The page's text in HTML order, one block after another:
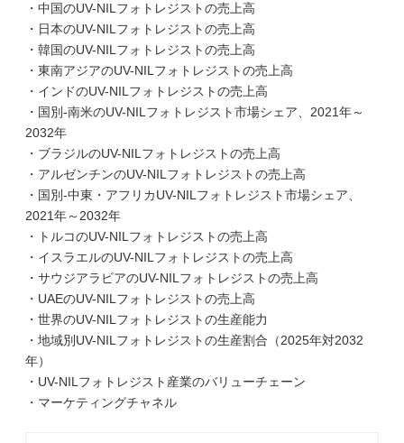
・中国のUV-NILフォトレジストの売上高
・日本のUV-NILフォトレジストの売上高
・韓国のUV-NILフォトレジストの売上高
・東南アジアのUV-NILフォトレジストの売上高
・インドのUV-NILフォトレジストの売上高
・国別-南米のUV-NILフォトレジスト市場シェア、2021年～
2032年
・ブラジルのUV-NILフォトレジストの売上高
・アルゼンチンのUV-NILフォトレジストの売上高
・国別-中東・アフリカUV-NILフォトレジスト市場シェア、
2021年～2032年
・トルコのUV-NILフォトレジストの売上高
・イスラエルのUV-NILフォトレジストの売上高
・サウジアラビアのUV-NILフォトレジストの売上高
・UAEのUV-NILフォトレジストの売上高
・世界のUV-NILフォトレジストの生産能力
・地域別UV-NILフォトレジストの生産割合（2025年対2032
年）
・UV-NILフォトレジスト産業のバリューチェーン
・マーケティングチャネル